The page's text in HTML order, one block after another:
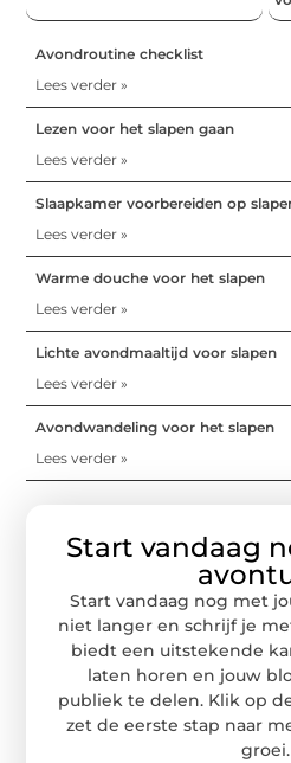
Avondroutine checklist
Lees verder »
Lezen voor het slapen gaan
Lees verder »
Slaapkamer voorbereiden op
Lees verder »
Warme douche voor het slapen
Lees verder »
Lichte avondmaaltijd voor slapen
Lees verder »
Avondwandeling voor het slapen
Lees verder »
Start vandaag
Start vandaag nog met
niet langer en schrijf je
biedt een uitstekende
laten horen en jouw
publiek te delen. Klik op
zet de eerste stap naar
groei.